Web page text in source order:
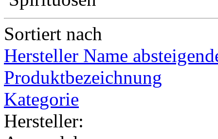
Sortiert nach
Hersteller Name
Produktbezeichnung
Kategorie
Hersteller: